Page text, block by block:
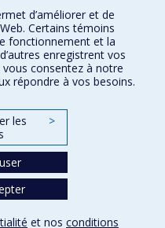
d’améliorer et de
Certains témoins
fonctionnement et la
enregistrent vos
consentez à notre
répondre à vos besoins.
les
>
et nos conditions